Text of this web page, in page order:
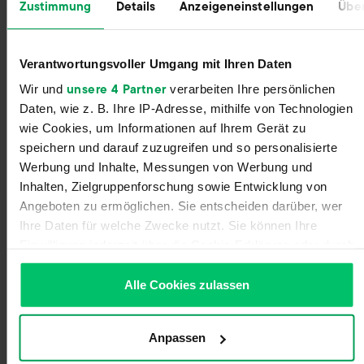
Zustimmung Details Anzeigeneinstellungen
Verantwortungsvoller Umgang mit Ihren Daten
Wir und unsere 4 Partnerverarbeiten Ihre persönlichen
Daten, wie z. B. Ihre IP-Adresse, mithilfe von Technologien
wie Cookies, um Informationen auf Ihrem Gerät zu
speichern und darauf zuzugreifen und so personalisierte
Werbung und Inhalte, Messungen von Werbung und
Inhalten, Zielgruppenforschung sowie Entwicklung von
Angeboten zu ermöglichen. Sie entscheiden darüber, wer
Ihre Daten für welche Zwecke nutzt. Sie können Ihre
Klicken auf das Privacy Trigger Symbol ändern oder
Wenn Sie es erlauben, würden wir auch gerne:
Informationen über Ihre geografische Lage
Alle Cookies zulassen
Anpassen
beruflich weitergebracht haben, sondern uns auch
einander nähergebracht haben. Der Hive war eine
kennenzulernen und gemeinsam unvergessliche
Erinnerungen zu schaffen. Wir freuen uns bereits jetzt auf
den nächsten Hive! Mal sehen, wo es im nächsten Jahr
hingeht :)